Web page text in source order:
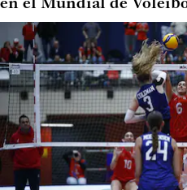
en el Mundial de